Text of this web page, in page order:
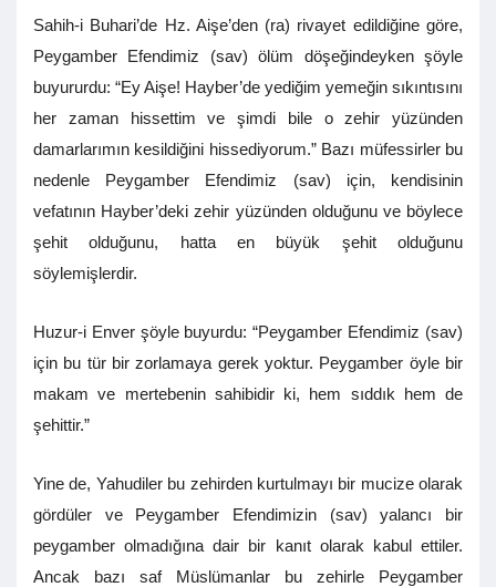
Sahih-i Buhari’de Hz. Aişe’den (ra) rivayet edildiğine göre,
Peygamber Efendimiz (sav) ölüm döşeğindeyken şöyle
buyururdu: “Ey Aişe! Hayber’de yediğim yemeğin sıkıntısını
her zaman hissettim ve şimdi bile o zehir yüzünden
damarlarımın kesildiğini hissediyorum.” Bazı müfessirler bu
nedenle Peygamber Efendimiz (sav) için, kendisinin
vefatının Hayber’deki zehir yüzünden olduğunu ve böylece
şehit olduğunu, hatta en büyük şehit olduğunu
söylemişlerdir.
Huzur-i Enver şöyle buyurdu: “Peygamber Efendimiz (sav)
için bu tür bir zorlamaya gerek yoktur. Peygamber öyle bir
makam ve mertebenin sahibidir ki, hem sıddık hem de
şehittir.”
Yine de, Yahudiler bu zehirden kurtulmayı bir mucize olarak
gördüler ve Peygamber Efendimizin (sav) yalancı bir
peygamber olmadığına dair bir kanıt olarak kabul ettiler.
Ancak bazı saf Müslümanlar bu zehirle Peygamber